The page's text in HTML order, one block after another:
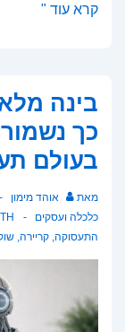
מפוליטיקה
את
חוקי
המשחק
המודרנית
קרא עוד "
בינה
כך
בעולם
מאת אוהד מימון
כלכלה ועסקים
התעסוקה, קריירה,